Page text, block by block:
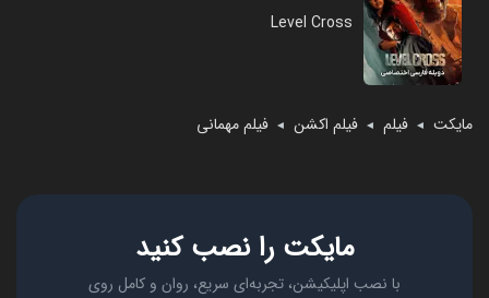
مایکت ◄ فیلم ◄ فیلم اکشن ◄ فیلم مهمانی
Level Cross
مایکت را نصب کنید
با نصب اپلیکیشن، تجربه‌ای سریع، روان و کامل روی